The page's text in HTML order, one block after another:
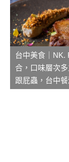
台中美食｜NK.
合，口味層次
跟屁蟲，台中